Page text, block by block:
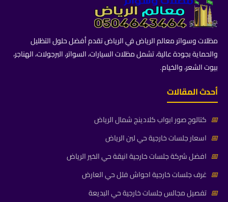
مظلات وسواتر معالم الرياض في الرياض تقدم أفضل حلول التظليل
والحماية بجودة عالية، تشمل مظلات السيارات، السواتر، البرجولات، الهناجر،
بيوت الشعر، والخيام.
أحدث المقالات
📅 كتالوج صور ابواب كلادينج شمال الرياض
📅 اسعار جلسات خارجية حي لبن الرياض
📅 افضل شركة جلسات خارجية انيقة حي الخير الرياض
📅 غرف جلسات خارجية احواش فلل حي العارض
📅 تفصيل مجالس جلسات خارجية حي البديعة